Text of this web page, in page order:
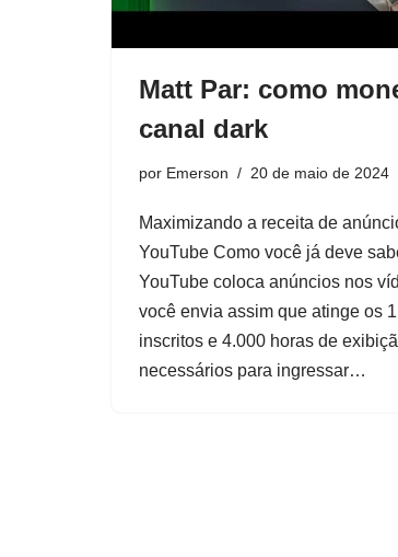
Matt Par: como
canal dark
por Emerson 20 de maio de 2024
Maximizando a receita de
YouTube Como você já deve
YouTube coloca anúncios nos
você envia assim que atinge os
inscritos e 4.000 horas de
necessários para ingressar…